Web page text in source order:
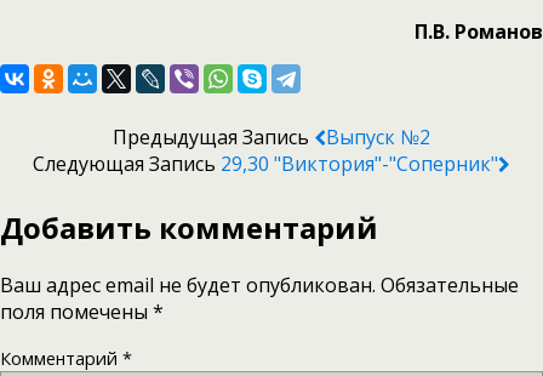
П.В. Романов
Предыдущая Запись
Выпуск №2
Следующая Запись 29,30 "Виктория"-"Соперник"
Добавить комментарий
Ваш адрес email не будет опубликован. Обязательные
поля помечены *
Комментарий *